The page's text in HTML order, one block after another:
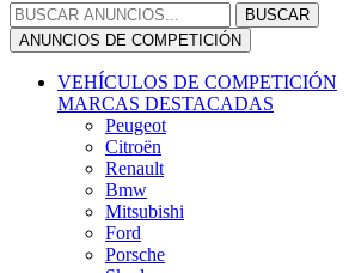
Seat
Opel
Volkswagen
Hyundai
Fiat, Alfa Romeo, Lancia, Jeep
Toyota
Suzuki
Honda
Mini
Dacia
Audi
Otras Marcas